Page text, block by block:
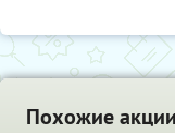
Похожие